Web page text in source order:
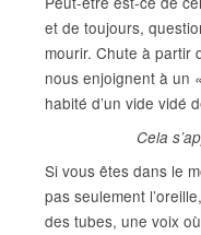
et de toujours,
mourir. Chute à partir
nous enjoignent à un
habité d’un vide vidé
Cela
Si vous êtes dans le
pas seulement
des tubes, une voix